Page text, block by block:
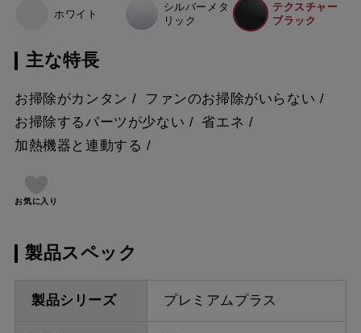
ホワイト
シルバーメタ
リック
テクスチャー
ブラック
主な特長
お掃除がカンタン
ファンのお掃除がいらない
お掃除するパーツが少ない
省エネ
加熱機器と連動する
お気に入り
製品スペック
製品シリーズ プレミアムプラス